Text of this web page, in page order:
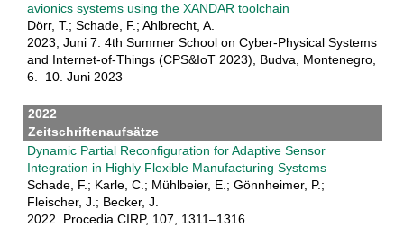
avionics systems using the XANDAR toolchain
Dörr, T.; Schade, F.; Ahlbrecht, A.
2023, Juni 7. 4th Summer School on Cyber-Physical Systems
and Internet-of-Things (CPS&IoT 2023), Budva, Montenegro,
6.–10. Juni 2023
2022
Zeitschriftenaufsätze
Dynamic Partial Reconfiguration for Adaptive Sensor
Integration in Highly Flexible Manufacturing Systems
Schade, F.; Karle, C.; Mühlbeier, E.; Gönnheimer, P.;
Fleischer, J.; Becker, J.
2022. Procedia CIRP, 107, 1311–1316.